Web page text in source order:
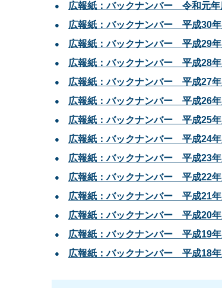
広報紙：バックナンバー 令和元年
広報紙：バックナンバー 平成30
広報紙：バックナンバー 平成29
広報紙：バックナンバー 平成28
広報紙：バックナンバー 平成27
広報紙：バックナンバー 平成26
広報紙：バックナンバー 平成25
広報紙：バックナンバー 平成24
広報紙：バックナンバー 平成23
広報紙：バックナンバー 平成22
広報紙：バックナンバー 平成21
広報紙：バックナンバー 平成20
広報紙：バックナンバー 平成19
広報紙：バックナンバー 平成18